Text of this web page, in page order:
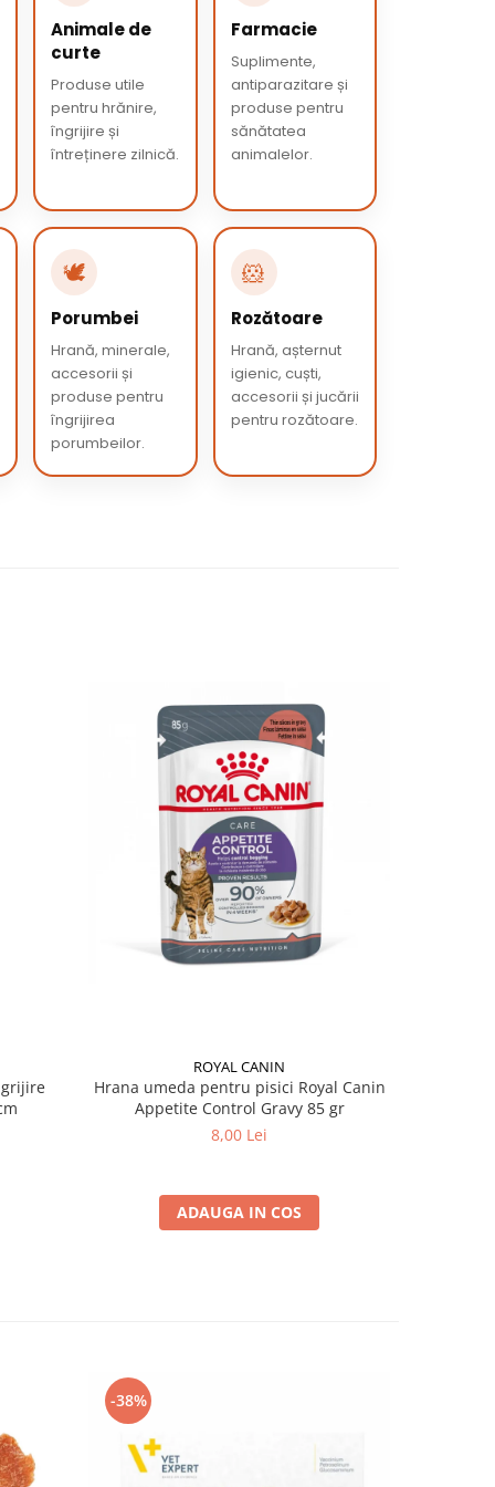
Animale de
curte
Produse utile
pentru hrănire,
îngrijire și
întreținere zilnică.
Farmacie
Suplimente,
antiparazitare și
produse pentru
sănătatea
animalelor.
🕊️
Porumbei
Hrană, minerale,
accesorii și
produse pentru
îngrijirea
porumbeilor.
🐹
Rozătoare
Hrană, așternut
igienic, cuști,
accesorii și jucării
pentru rozătoare.
cm
ROYAL CANIN
Hrana umeda pentru pisici Royal Canin
Appetite Control Gravy 85 gr
8,00 Lei
ADAUGA IN COS
-38%